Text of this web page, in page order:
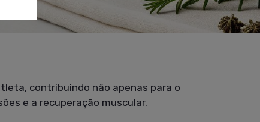
contribuindo não apenas para o
e a recuperação muscular.